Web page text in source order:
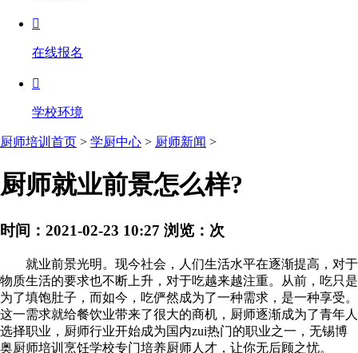

在线报名

学校环境
厨师培训首页 > 学厨中心 > 厨师新闻 >
厨师就业前景怎么样?
时间：2021-02-23 10:27 浏览： 次
就业前景光明。现今社会，人们生活水平在逐渐提高，对于
物质生活的要求也不断上升，对于吃越来越注重。从前，吃只是
为了填饱肚子，而如今，吃俨然成为了一种需求，是一种享受。
这一需求就给餐饮业带来了很大的商机，厨师逐渐成为了青年人
选择职业，厨师行业开始成为国内zui热门的职业之一，无锡博
奥厨师培训烹饪学校专门培养厨师人才，让你无后顾之忧。